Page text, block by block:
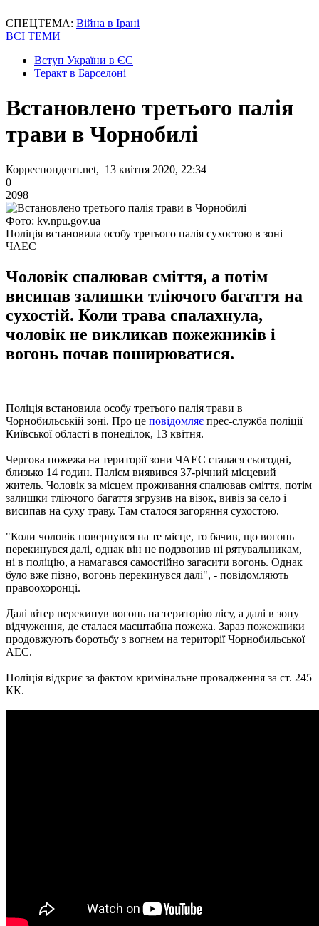
СПЕЦТЕМА: Війна в Ірані
ВСІ ТЕМИ
Вступ України в ЄС
Теракт в Барселоні
Встановлено третього палія
трави в Чорнобилі
Корреспондент.net, 13 квітня 2020, 22:34
0
2098
Фото: kv.npu.gov.ua
Поліція встановила особу третього палія сухостою в зоні
ЧАЕС
Чоловік спалював сміття, а потім
висипав залишки тліючого багаття на
сухостій. Коли трава спалахнула,
чоловік не викликав пожежників і
вогонь почав поширюватися.
Поліція встановила особу третього палія трави в
Чорнобильській зоні. Про це повідомляє прес-служба поліції
Київської області в понеділок, 13 квітня.
Чергова пожежа на території зони ЧАЕС сталася сьогодні,
близько 14 годин. Палієм виявився 37-річний місцевий
житель. Чоловік за місцем проживання спалював сміття, потім
залишки тліючого багаття згрузив на візок, вивіз за село і
висипав на суху траву. Там сталося загоряння сухостою.
"Коли чоловік повернувся на те місце, то бачив, що вогонь
перекинувся далі, однак він не подзвонив ні рятувальникам,
ні в поліцію, а намагався самостійно загасити вогонь. Однак
було вже пізно, вогонь перекинувся далі", - повідомляють
правоохоронці.
Далі вітер перекинув вогонь на територію лісу, а далі в зону
відчуження, де сталася масштабна пожежа. Зараз пожежники
продовжують боротьбу з вогнем на території Чорнобильської
АЕС.
Поліція відкриє за фактом кримінальне провадження за ст. 245
КК.